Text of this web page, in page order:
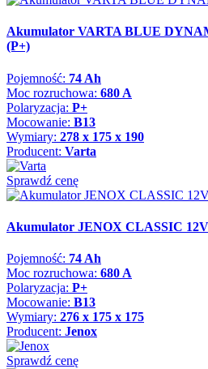
Akumulator VARTA BLUE
(P+)
Pojemność: 74 Ah
Moc rozruchowa: 680 A
Polaryzacja: P+
Mocowanie: B13
Wymiary: 278 x 175 x 190
Producent: Varta
Sprawdź cenę
Akumulator JENOX CLASSIC
Pojemność: 74 Ah
Moc rozruchowa: 680 A
Polaryzacja: P+
Mocowanie: B13
Wymiary: 276 x 175 x 175
Producent: Jenox
Sprawdź cenę